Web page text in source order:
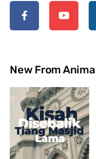
New From